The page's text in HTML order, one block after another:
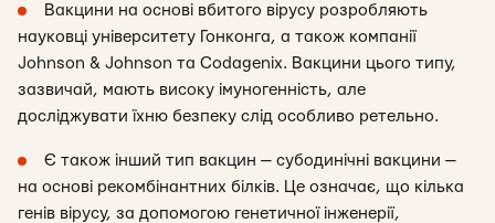
Вакцини на основі вбитого вірусу розробляють
науковці університету Гонконга, а також компанії
Johnson & Johnson та Codagenix. Вакцини цього типу,
зазвичай, мають високу імуногенність, але
досліджувати їхню безпеку слід особливо ретельно.
Є також інший тип вакцин — субодинічні вакцини —
на основі рекомбінантних білків. Це означає, що кілька
генів вірусу, за допомогою генетичної інженерії,